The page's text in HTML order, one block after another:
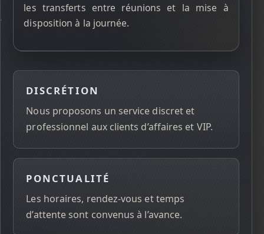
les transferts entre réunions et la mise à
disposition à la journée.
DISCRÉTION
Nous proposons un service discret et
professionnel aux clients d’affaires et VIP.
PONCTUALITÉ
Les horaires, rendez-vous et temps
d’attente sont convenus à l’avance.